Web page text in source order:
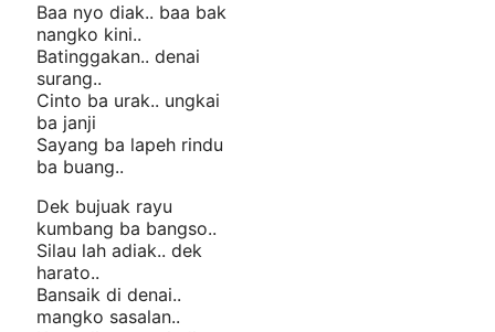
Baa nyo diak.. baa bak
nangko kini..
Batinggakan.. denai
surang..
Cinto ba urak.. ungkai
ba janji
Sayang ba lapeh rindu
ba buang..
Dek bujuak rayu
kumbang ba bangso..
Silau lah adiak.. dek
harato..
Bansaik di denai..
mangko sasalan..